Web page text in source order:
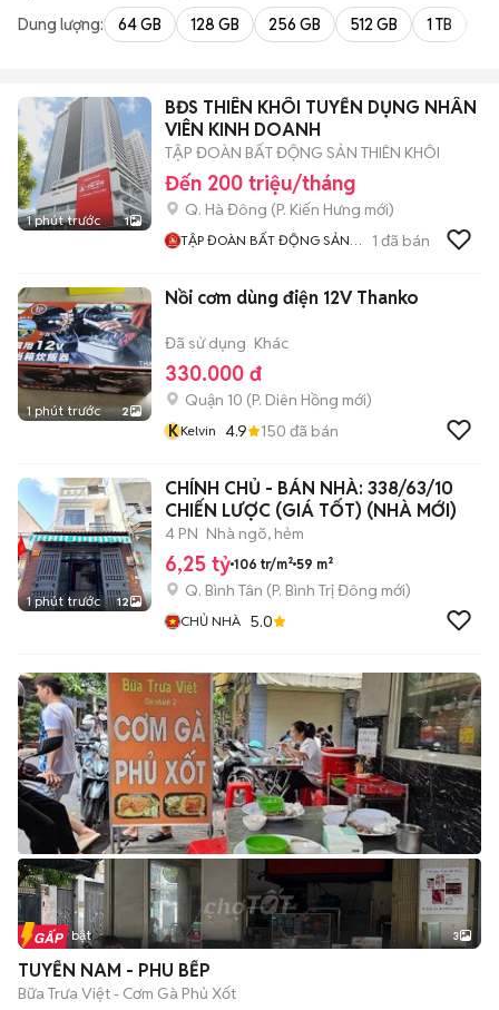
Dung lượng: 64 GB 128 GB 256 GB 512 GB 1 TB
1 phút trước 1
BĐS THIÊN KHÔI TUYỂN DỤNG NHÂN
VIÊN KINH DOANH
TẬP ĐOÀN BẤT ĐỘNG SẢN THIÊN KHÔI
Đến 200 triệu/tháng
Q. Hà Đông (P. Kiến Hưng mới)
TẬP ĐOÀN BẤT ĐỘNG SẢN
1 đã bán
1 phút trước 2
Nồi cơm dùng điện 12V Thanko
Đã sử dụng Khác
330.000 đ
Quận 10 (P. Diên Hồng mới)
KKelvin 4.9 150 đã bán
1 phút trước 12
CHÍNH CHỦ - BÁN NHÀ: 338/63/10
CHIẾN LƯỢC (GIÁ TỐT) (NHÀ MỚI)
4 PN Nhà ngõ, hẻm
6,25 tỷ 106 tr/m² 59 m²
Q. Bình Tân (P. Bình Trị Đông mới)
CHỦ NHÀ 5.0
Tin nổi bật 3
TUYỂN NAM - PHU BẾP
Bữa Trưa Việt - Cơm Gà Phủ Xốt